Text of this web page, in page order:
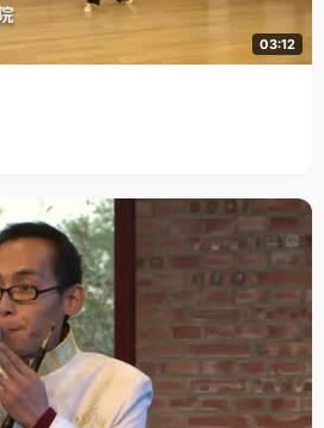
03:12